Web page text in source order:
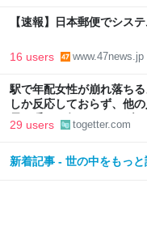
【速報】日本郵便でシス
16 users www.47news.jp
駅で年配女性が崩れ落ち
しか反応しておらず、他
員を呼びに行ったら、ダ
29 users togetter.com
新着記事 - 世の中をもっと